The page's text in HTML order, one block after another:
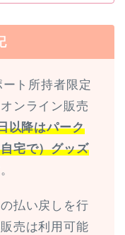
ト所持者限定
ンライン販売
以降はパーク
宅で）グッズ
払い戻しを行
売は利用可能